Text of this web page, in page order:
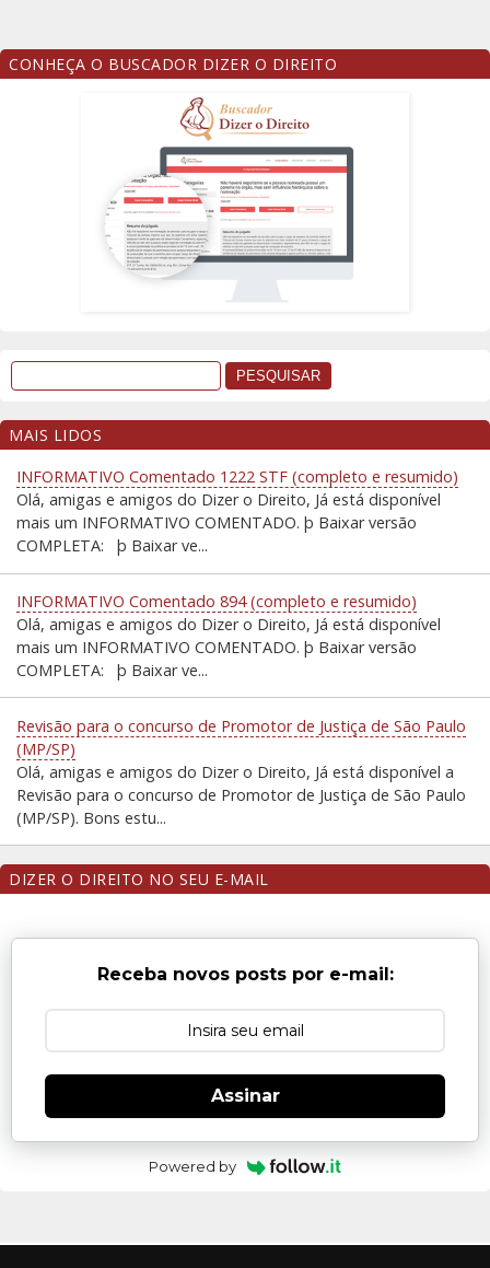
CONHEÇA O BUSCADOR DIZER O DIREITO
MAIS LIDOS
INFORMATIVO Comentado 1222 STF (completo e resumido)
Olá, amigas e amigos do Dizer o Direito, Já está disponível
mais um INFORMATIVO COMENTADO. þ Baixar versão
COMPLETA: þ Baixar ve...
INFORMATIVO Comentado 894 (completo e resumido)
Olá, amigas e amigos do Dizer o Direito, Já está disponível
mais um INFORMATIVO COMENTADO. þ Baixar versão
COMPLETA: þ Baixar ve...
Revisão para o concurso de Promotor de Justiça de São Paulo
(MP/SP)
Olá, amigas e amigos do Dizer o Direito, Já está disponível a
Revisão para o concurso de Promotor de Justiça de São Paulo
(MP/SP). Bons estu...
DIZER O DIREITO NO SEU E-MAIL
Receba novos posts por e-mail:
Assinar
Powered by